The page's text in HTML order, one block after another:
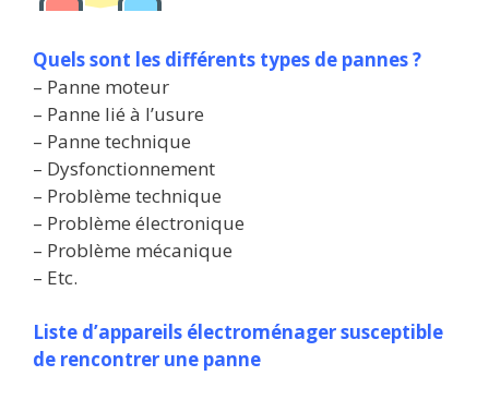
Quels sont les différents types de pannes ?
– Panne moteur
– Panne lié à l’usure
– Panne technique
– Dysfonctionnement
– Problème technique
– Problème électronique
– Problème mécanique
– Etc.
Liste d’appareils électroménager susceptible
de rencontrer une panne